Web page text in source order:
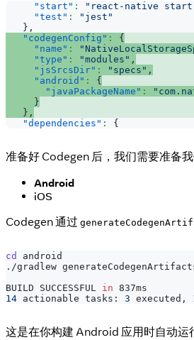
"start" : "react-native
"test" :
"jest"
} ,
"codegenConfig" :
{
"name" :
"type" : "modules" ,
"jsSrcsDir" : "specs" ,
"android" :
{
"javaPackageName" :
}
} ,
"dependencies" : {
准备好 Codegen 后，我们需要准备
Android
iOS
Codegen 通过
cd
android
./gradlew
BUILD SUCCESSFUL in 837ms
14 actionable tasks: 3 executed,
这是在你构建 Android 应用时自动运